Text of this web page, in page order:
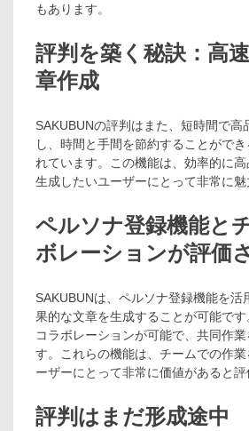
もあります。
評判を築く秘訣：高
章作成
SAKUBUNの評判はまた、短時間で高
し、時間と手間を節約することがで
れています。この機能は、効率的に
生成したいユーザーにとって非常に魅
ペルソナ登録機能と
ボレーションが評価
SAKUBUNは、ペルソナ登録機能を活
果的な文章を生成することが可能で
コラボレーションが可能で、共同作
す。これらの機能は、チームでの作
ーザーにとって非常に価値があると評
評判はまだ形成途中